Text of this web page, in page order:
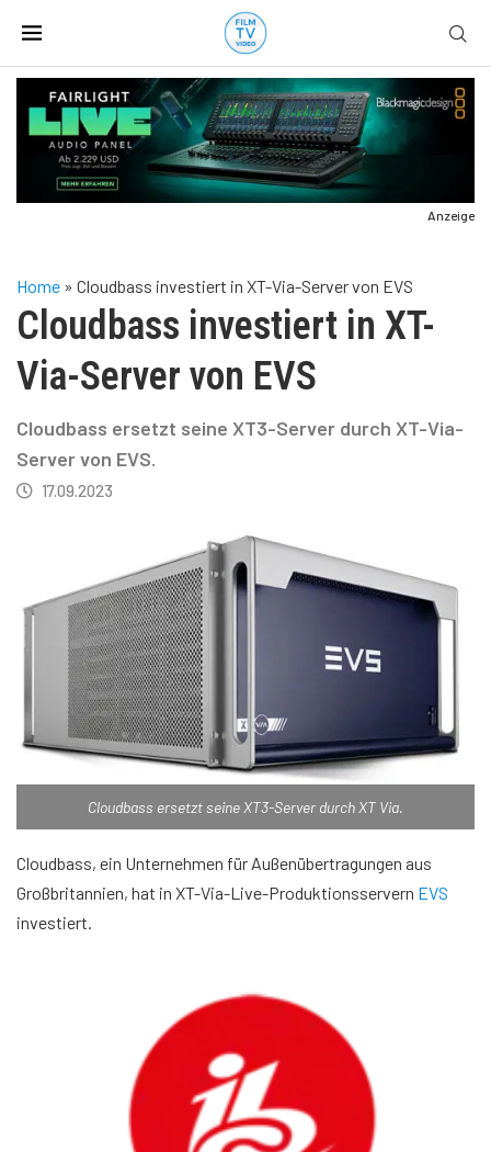
Anzeige
Home » Cloudbass investiert in XT-Via-Server von EVS
Cloudbass investiert in XT-
Via-Server von EVS
Cloudbass ersetzt seine XT3-Server durch XT-Via-
Server von EVS.
17.09.2023
Cloudbass ersetzt seine XT3-Server durch XT Via.
Cloudbass, ein Unternehmen für Außenübertragungen aus
Großbritannien, hat in XT-Via-Live-Produktionsservern EVS
investiert.